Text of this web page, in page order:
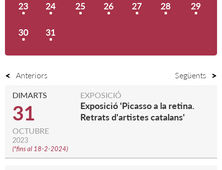
23 24 25 26 27 28 29
30 31
Anteriors Següents
DIMARTS
31
OCTUBRE
2023
(*fins al 18-2-2024)
EXPOSICIÓ
Exposició 'Picasso a la retina.
Retrats d'artistes catalans'